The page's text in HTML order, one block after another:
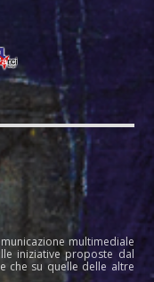
multimediale
iniziative proposte dal
che su quelle delle altre